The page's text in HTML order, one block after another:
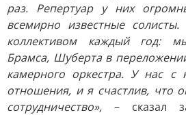
раз. Репертуар у них
всемирно известные
коллективом каждый год:
Брамса, Шуберта в
камерного оркестра. У нас
отношения, и я счастлив, что
сотрудничество», – сказал